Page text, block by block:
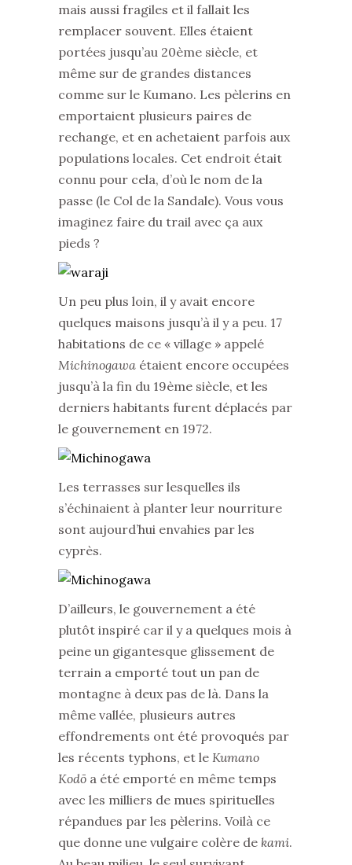
mais aussi fragiles et il fallait les
remplacer souvent. Elles étaient
portées jusqu’au 20ème siècle, et
même sur de grandes distances
comme sur le Kumano. Les pèlerins en
emportaient plusieurs paires de
rechange, et en achetaient parfois aux
populations locales. Cet endroit était
connu pour cela, d’où le nom de la
passe (le Col de la Sandale). Vous vous
imaginez faire du trail avec ça aux
pieds ?
Un peu plus loin, il y avait encore
quelques maisons jusqu’à il y a peu. 17
habitations de ce « village » appelé
Michinogawa étaient encore occupées
jusqu’à la fin du 19ème siècle, et les
derniers habitants furent déplacés par
le gouvernement en 1972.
Les terrasses sur lesquelles ils
s’échinaient à planter leur nourriture
sont aujourd’hui envahies par les
cyprès.
D’ailleurs, le gouvernement a été
plutôt inspiré car il y a quelques mois à
peine un gigantesque glissement de
terrain a emporté tout un pan de
montagne à deux pas de là. Dans la
même vallée, plusieurs autres
effondrements ont été provoqués par
les récents typhons, et le Kumano
Kodō a été emporté en même temps
avec les milliers de mues spirituelles
répandues par les pèlerins. Voilà ce
que donne une vulgaire colère de kami.